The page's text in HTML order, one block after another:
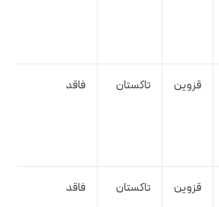
قزوین تاکستان فاقد
قزوین تاکستان فاقد